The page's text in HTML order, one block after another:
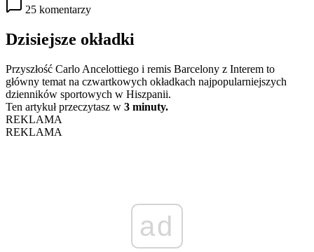
25 komentarzy
Dzisiejsze okładki
Przyszłość Carlo Ancelottiego i remis Barcelony z Interem to
główny temat na czwartkowych okładkach najpopularniejszych
dzienników sportowych w Hiszpanii.
Ten artykuł przeczytasz w 3 minuty.
REKLAMA
REKLAMA
ad